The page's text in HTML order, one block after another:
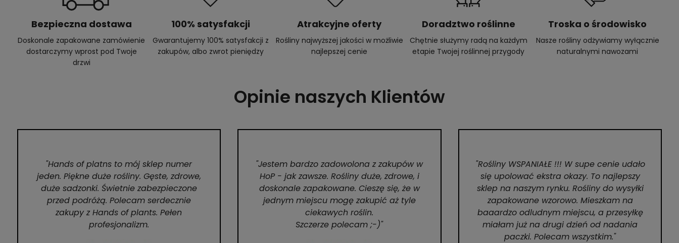
Bezpieczna dostawa
Doskonale zapakowane zamówienie
dostarczymy wprost pod Twoje
drzwi
100% satysfakcji
Gwarantujemy 100% satysfakcji z
zakupów, albo zwrot pieniędzy
Atrakcyjne oferty
Rośliny najwyższej jakości w możliwie
najlepszej cenie
Doradztwo roślinne
Chętnie służymy radą na każdym
etapie Twojej roślinnej przygody
Troska o środowisko
Nasze rośliny odżywiamy wyłącznie
naturalnymi nawozami
Opinie naszych Klientów
"Hands of platns to mój sklep numer
jeden. Piękne duże rośliny. Gęste, zdrowe,
duże sadzonki. Świetnie zabezpieczone
przed podróżą. Polecam serdecznie
zakupy z Hands of plants. Pełen
profesjonalizm.
"Jestem bardzo zadowolona z zakupów w
HoP - jak zawsze. Rośliny duże, zdrowe, i
doskonale zapakowane. Cieszę się, że w
jednym miejscu mogę zakupić aż tyle
ciekawych roślin.
Szczerze polecam ;-)"
"Rośliny WSPANIAŁE !!! W supe cenie udało
się upolować ekstra okazy. To najlepszy
sklep na naszym rynku. Rośliny do wysyłki
zapakowane wzorowo. Mieszkam na
baaardzo odludnym miejscu, a przesyłkę
miałam już na drugi dzień od nadania
paczki. Polecam wszystkim."